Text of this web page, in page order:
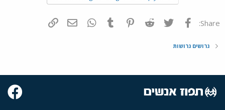
Share: פייסבוק Twitter
Reddit
Pinterest
Tumblr
WhatsAppדואר אלקטרוני
גרושים גרושות